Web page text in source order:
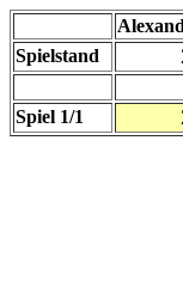
Spielstand
Spiel 1/1